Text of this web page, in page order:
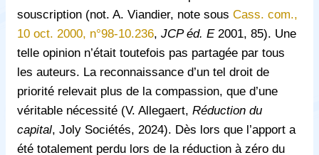
souscription (not. A. Viandier, note sous Cass. com.,
10 oct. 2000, n°98-10.236, JCP éd. E2001, 85). Une
telle opinion n’était toutefois pas partagée par tous
les auteurs. La reconnaissance d’un tel droit de
priorité relevait plus de la compassion, que d’une
véritable nécessité (V. Allegaert, Réduction du
capital, Joly Sociétés, 2024). Dès lors que l’apport a
été totalement perdu lors de la réduction à zéro du